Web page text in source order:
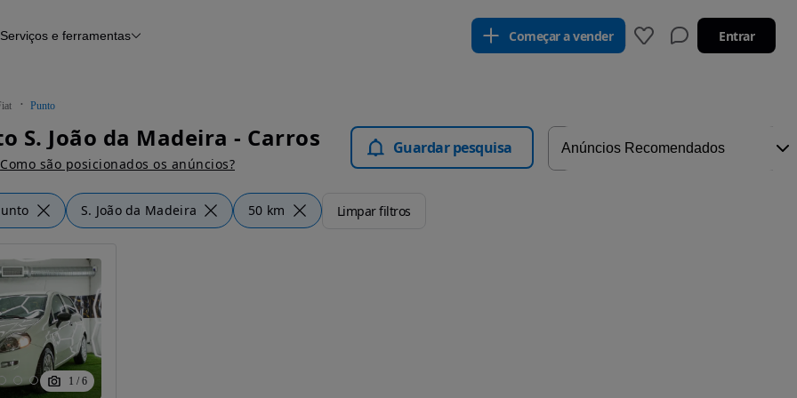
Histórico do veículo
Serviços e ferramentas Começar a vender Entrar
Punto
S. João da Madeira - Carros
Como são posicionados os anúncios?
Guardar pesquisa
S. João da Madeira 50 km Limpar filtros
1 / 6